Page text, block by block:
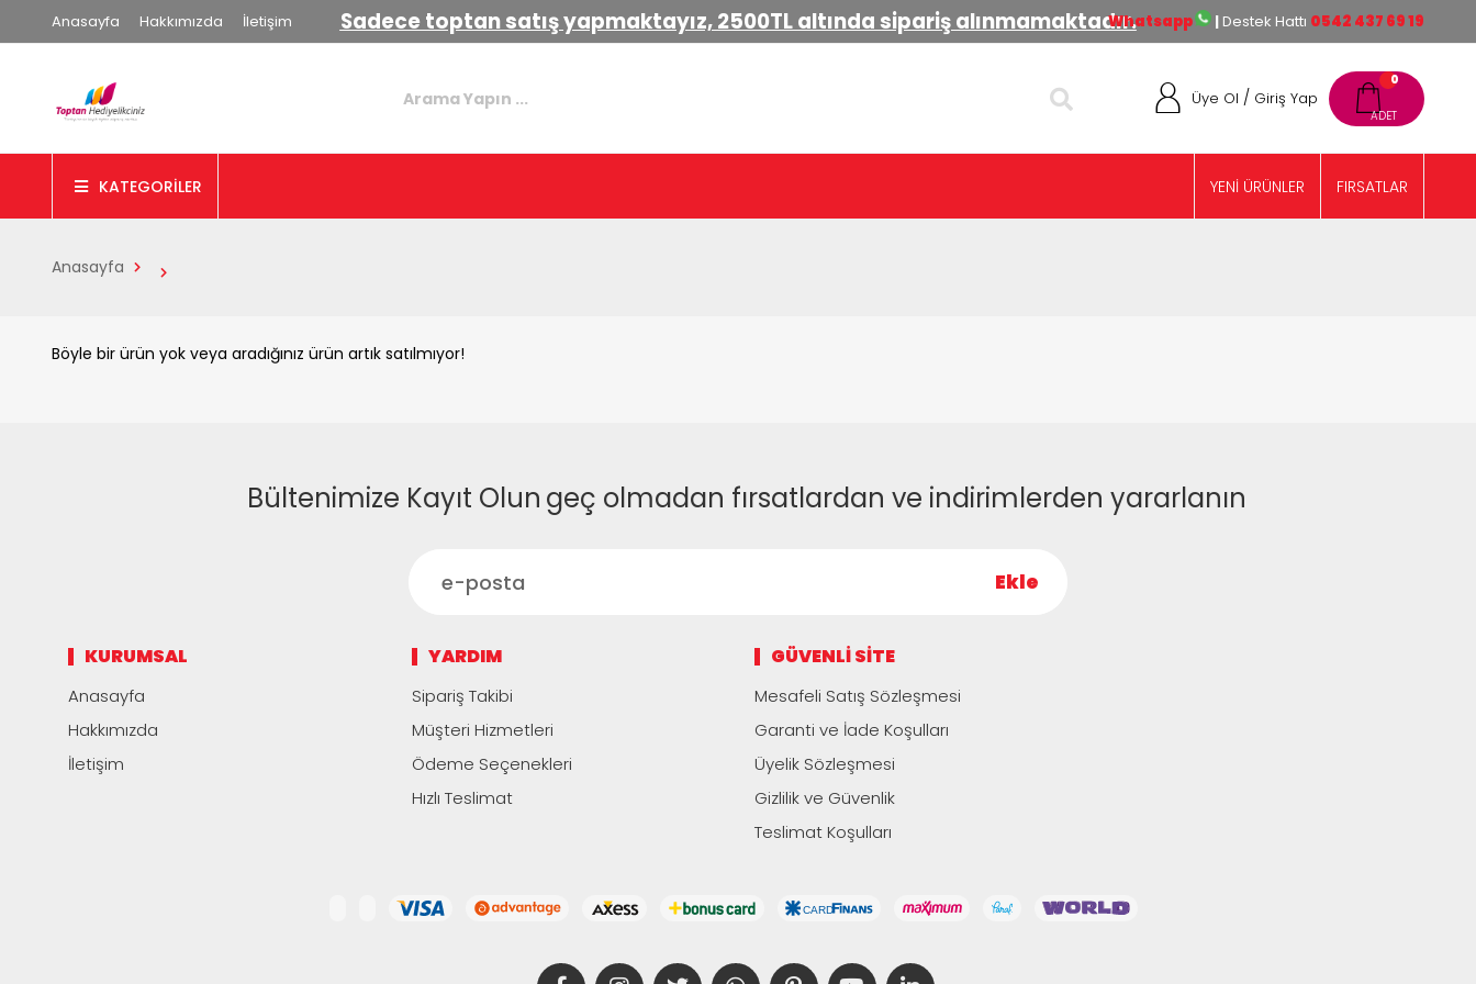
Anasayfa Hakkımızda İletişim Sadece toptan satış yapmaktayız, 2500TL altında sipariş alınmamaktadır.Whatsapp |Destek Hattı 0542 437 69 19
0
Üye Ol / Giriş Yap
KATEGORİLER FIRSATLAR
YENİ ÜRÜNLER
Anasayfa
Böyle bir ürün yok veya aradığınız ürün artık satılmıyor!
Bültenimize Kayıt Olun geç olmadan fırsatlardan ve indirimlerden yararlanın
Ekle
KURUMSAL
Anasayfa
Hakkımızda
İletişim
YARDIM
Sipariş Takibi
Müşteri Hizmetleri
Ödeme Seçenekleri
Hızlı Teslimat
GÜVENLI SITE
Mesafeli Satış Sözleşmesi
Garanti ve İade Koşulları
Üyelik Sözleşmesi
Gizlilik ve Güvenlik
Teslimat Koşulları